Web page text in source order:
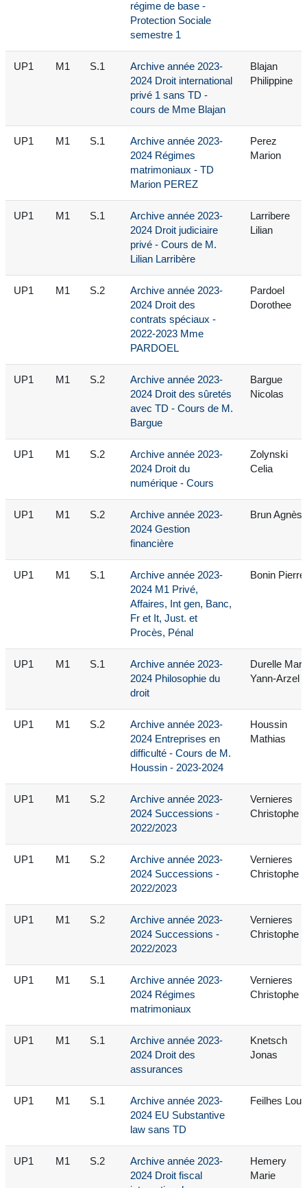
régime de base -
Protection Sociale
semestre 1
UP1 M1 S.1
Archive année 2023-
2024 Droit international
privé 1 sans TD -
cours de Mme Blajan
Blajan
Philippine
UP1 M1 S.1
Archive année 2023-
2024 Régimes
matrimoniaux - TD
Marion PEREZ
Perez
Marion
UP1 M1 S.1
Archive année 2023-
2024 Droit judiciaire
privé - Cours de M.
Lilian Larribère
Larribere
Lilian
UP1 M1 S.2
Archive année 2023-
2024 Droit des
contrats spéciaux -
2022-2023 Mme
PARDOEL
Pardoel
Dorothee
UP1 M1 S.2
Archive année 2023-
2024 Droit des sûretés
avec TD - Cours de M.
Bargue
Bargue
Nicolas
UP1 M1 S.2
Archive année 2023-
2024 Droit du
numérique - Cours
Zolynski
Celia
UP1 M1 S.2
Archive année 2023-
2024 Gestion
financière
Brun Agnès
UP1 M1 S.1
Archive année 2023-
2024 M1 Privé,
Affaires, Int gen, Banc,
Fr et It, Just. et
Procès, Pénal
Bonin Pierre
UP1 M1 S.1
Archive année 2023-
2024 Philosophie du
droit
Durelle Marc
Yann-Arzel
UP1 M1 S.2
Archive année 2023-
2024 Entreprises en
difficulté - Cours de M.
Houssin - 2023-2024
Houssin
Mathias
UP1 M1 S.2
Archive année 2023-
2024 Successions -
2022/2023
Vernieres
Christophe
UP1 M1 S.2
Archive année 2023-
2024 Successions -
2022/2023
Vernieres
Christophe
UP1 M1 S.2
Archive année 2023-
2024 Successions -
2022/2023
Vernieres
Christophe
UP1 M1 S.1
Archive année 2023-
2024 Régimes
matrimoniaux
Vernieres
Christophe
UP1 M1 S.1
Archive année 2023-
2024 Droit des
assurances
Knetsch
Jonas
UP1 M1 S.1
Archive année 2023-
2024 EU Substantive
law sans TD
Feilhes
UP1 M1 S.2
Archive année 2023-
2024 Droit fiscal
Hemery
Marie